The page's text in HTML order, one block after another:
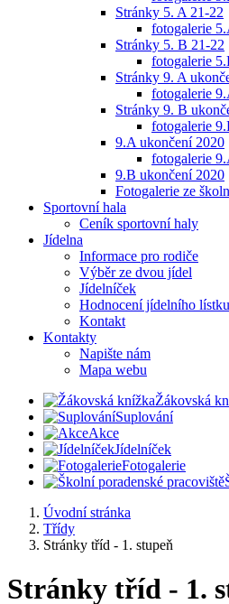
Stránky 5. A 21-22
fotogalerie
Stránky 5. B 21-22
fotogalerie
Stránky 9. A
fotogalerie
Stránky 9. B
fotogalerie
9.A ukončení 2020
fotogalerie
9.B ukončení 2020
Fotogalerie ze
Sportovní hala
Ceník sportovní haly
Jídelna
Informace pro rodiče
Výběr ze dvou jídel
Jídelníček
Hodnocení jídelního lístku
Kontakt
Kontakty
Napište nám
Mapa webu
Žákovská
Suplování
Akce
Jídelníček
Fotogalerie
Úvodní stránka
Třídy
Stránky tříd - 1. stupeň
Stránky tříd - 1.